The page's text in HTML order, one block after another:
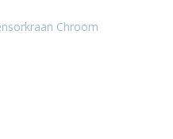
Chroom